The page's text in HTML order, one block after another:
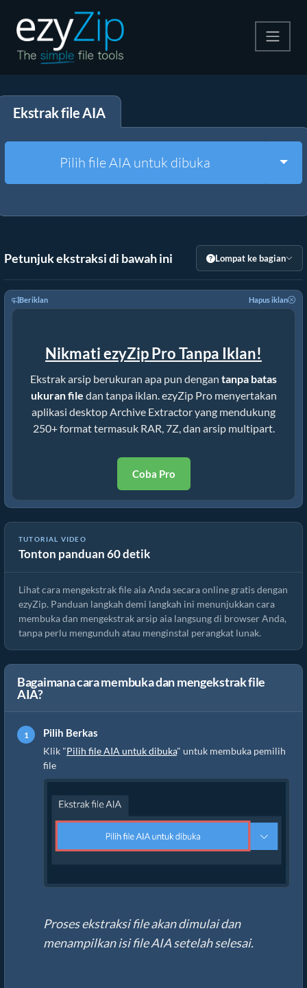
Ekstrak
Alat Lainnya
Ekstrak file AIA
Pilih file AIA untuk dibuka
Petunjuk ekstraksi di bawah ini Lompat ke bagian
Beriklan Hapus iklan
Nikmati ezyZip Pro Tanpa Iklan!
Ekstrak arsip berukuran apa pun dengan tanpa batas
ukuran file dan tanpa iklan. ezyZip Pro menyertakan
aplikasi desktop Archive Extractor yang mendukung
250+ format termasuk RAR, 7Z, dan arsip multipart.
Coba Pro
TUTORIAL VIDEO
Tonton panduan 60 detik
Cara Mengekstrak File aia secara Online dengan ezyZip (Gratis,
Tanpa Instalasi)
Lihat cara mengekstrak file aia Anda secara online gratis dengan
ezyZip. Panduan langkah demi langkah ini menunjukkan cara
membuka dan mengekstrak arsip aia langsung di browser Anda,
tanpa perlu mengunduh atau menginstal perangkat lunak.
Bagaimana cara membuka dan mengekstrak file
AIA?
Pilih Berkas
Klik "Pilih file AIA untuk dibuka" untuk membuka pemilih
file
Proses ekstraksi file akan dimulai dan
menampilkan isi file AIA setelah selesai.